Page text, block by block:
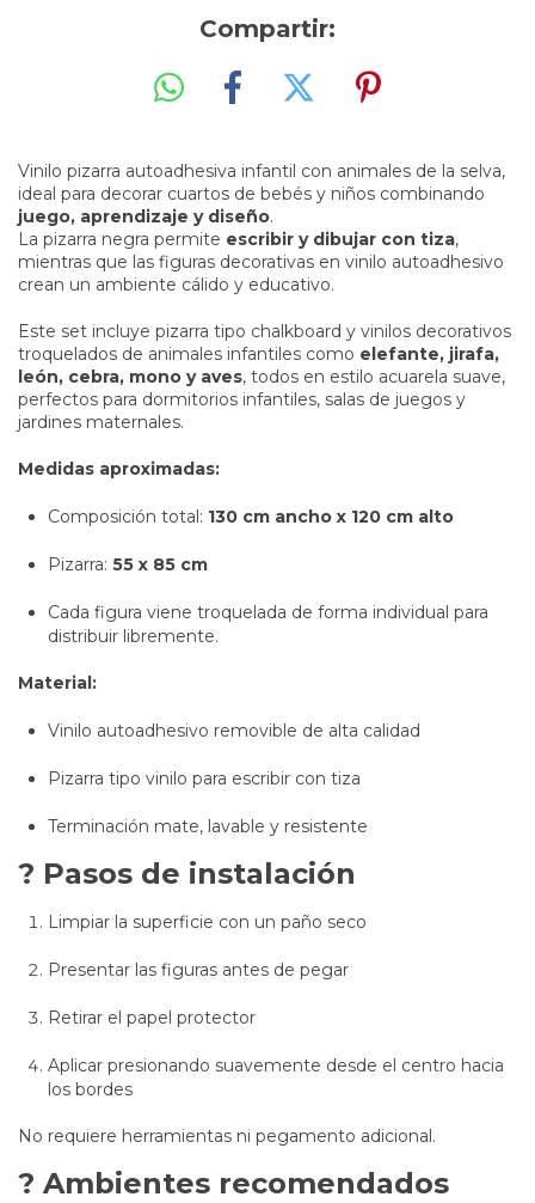
Compartir:
Vinilo pizarra autoadhesiva infantil con animales de la selva,
ideal para decorar cuartos de bebés y niños combinando
juego, aprendizaje y diseño.
La pizarra negra permite escribir y dibujar con tiza,
mientras que las figuras decorativas en vinilo autoadhesivo
crean un ambiente cálido y educativo.
Este set incluye pizarra tipo chalkboard y vinilos decorativos
troquelados de animales infantiles como elefante, jirafa,
león, cebra, mono y aves, todos en estilo acuarela suave,
perfectos para dormitorios infantiles, salas de juegos y
jardines maternales.
Medidas aproximadas:
Composición total: 130 cm ancho x 120 cm alto
Pizarra: 55 x 85 cm
Cada figura viene troquelada de forma individual para
distribuir libremente.
Material:
Vinilo autoadhesivo removible de alta calidad
Pizarra tipo vinilo para escribir con tiza
Terminación mate, lavable y resistente
? Pasos de instalación
Limpiar la superficie con un paño seco
Presentar las figuras antes de pegar
Retirar el papel protector
Aplicar presionando suavemente desde el centro hacia
los bordes
No requiere herramientas ni pegamento adicional.
? Ambientes recomendados